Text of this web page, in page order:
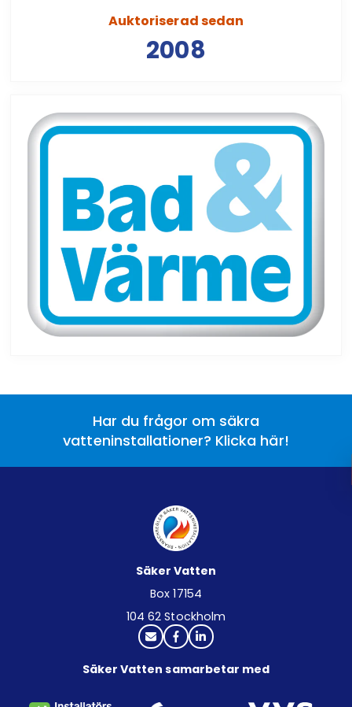
Auktoriserad sedan
2008
Har du frågor om säkra
vatteninstallationer? Klicka här!
Säker Vatten
Box 17154
104 62 Stockholm
Säker Vatten samarbetar med